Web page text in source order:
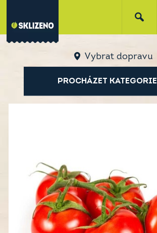
Vybrat dopravu
PROCHÁZET KATEGORIE